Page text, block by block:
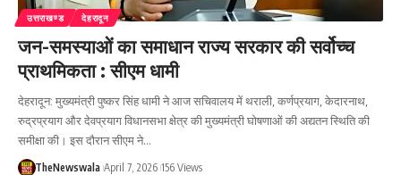
उत्तराखण्ड देहरादून
जन-समस्याओं का समाधान राज्य सरकार की सर्वोच्च
प्राथमिकता : सीएम धामी
देहरादून: मुख्यमंत्री पुष्कर सिंह धामी ने आज सचिवालय में थराली, कर्णप्रयाग, केदारनाथ,
रुद्रप्रयाग और देवप्रयाग विधानसभा क्षेत्र की मुख्यमंत्री घोषणाओं की अद्यतन स्थिति की
समीक्षा की। इस दौरान सीएम ने…
TheNewswala April 7, 2026 156 Views